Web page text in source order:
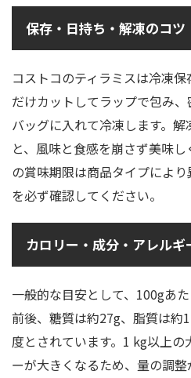
保存・日持ち・解凍のコツ
コストコのティラミスは冷凍
だけカットしてラップで包み
バッグに入れて冷凍します。
と、風味と食感を崩さず美味
の賞味期限は商品タイプによ
を必ず確認してください。
カロリー・成分・アレルギ
一般的な目安として、100gあ
前後、糖質は約27g、脂質は約
度とされています。1 kg以上の
ーが大きくなるため、量の調整